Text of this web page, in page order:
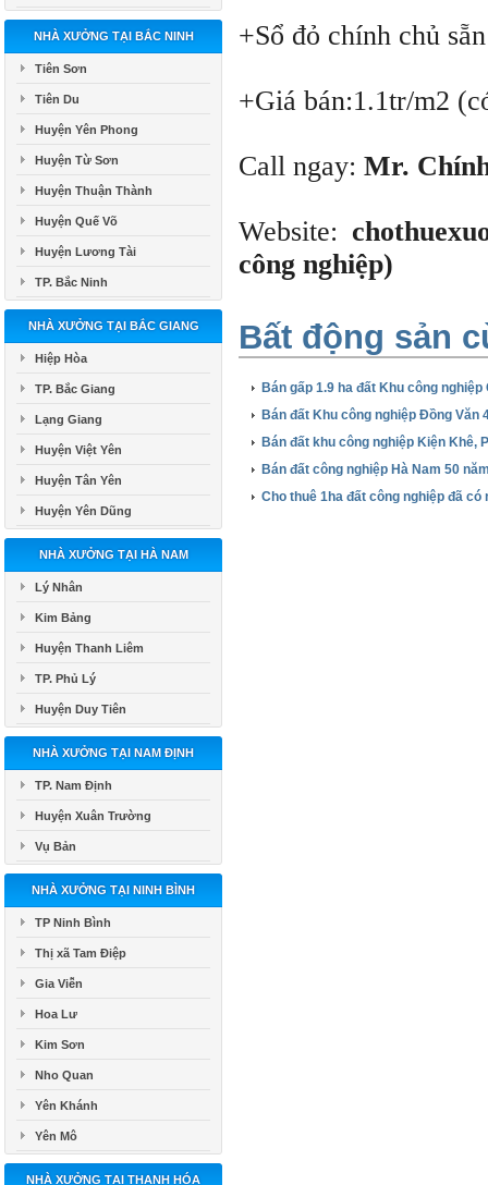
NHÀ XƯỞNG TẠI BẮC NINH
Tiên Sơn
Tiên Du
Huyện Yên Phong
Huyện Từ Sơn
Huyện Thuận Thành
Huyện Quế Võ
Huyện Lương Tài
TP. Bắc Ninh
NHÀ XƯỞNG TẠI BẮC GIANG
Hiệp Hòa
TP. Bắc Giang
Lạng Giang
Huyện Việt Yên
Huyện Tân Yên
Huyện Yên Dũng
NHÀ XƯỞNG TẠI HÀ NAM
Lý Nhân
Kim Bảng
Huyện Thanh Liêm
TP. Phủ Lý
Huyện Duy Tiên
NHÀ XƯỞNG TẠI NAM ĐỊNH
TP. Nam Định
Huyện Xuân Trường
Vụ Bản
NHÀ XƯỞNG TẠI NINH BÌNH
TP Ninh Bình
Thị xã Tam Điệp
Gia Viễn
Hoa Lư
Kim Sơn
Nho Quan
Yên Khánh
Yên Mô
NHÀ XƯỞNG TẠI THANH HÓA
+Sổ đỏ chính chủ
+Giá bán:1.1tr/m2
Call ngay: Mr.
Website:
công nghiệp)
Bất động sản
Bán gấp 1.9 ha đất Khu công
Bán đất Khu công nghiệp Đồng Văn
Bán đất khu công nghiệp Kiện Khê,
Bán đất công nghiệp Hà Nam 50
Cho thuê 1ha đất công nghiệp đã